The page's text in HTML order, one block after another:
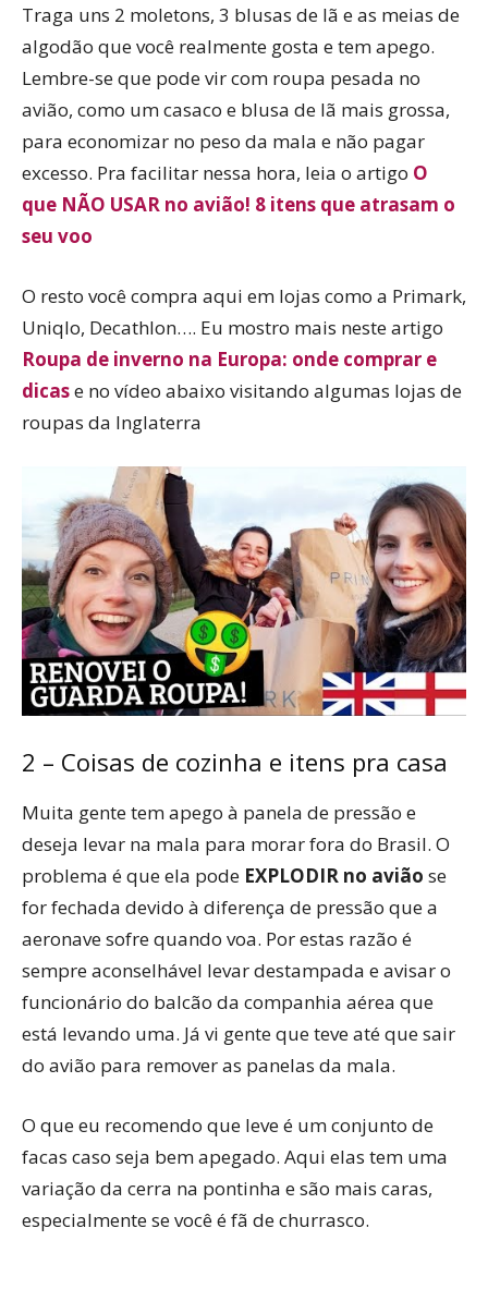
Traga uns 2 moletons, 3 blusas de lã e as meias de
algodão que você realmente gosta e tem apego.
Lembre-se que pode vir com roupa pesada no
avião, como um casaco e blusa de lã mais grossa,
para economizar no peso da mala e não pagar
excesso. Pra facilitar nessa hora, leia o artigo O
que NÃO USAR no avião! 8 itens que atrasam o
seu voo
O resto você compra aqui em lojas como a Primark,
Uniqlo, Decathlon…. Eu mostro mais neste artigo
Roupa de inverno na Europa: onde comprar e
dicase no vídeo abaixo visitando algumas lojas de
roupas da Inglaterra
2 – Coisas de cozinha e itens pra casa
Muita gente tem apego à panela de pressão e
deseja levar na mala para morar fora do Brasil. O
problema é que ela pode EXPLODIR no avião se
for fechada devido à diferença de pressão que a
aeronave sofre quando voa. Por estas razão é
sempre aconselhável levar destampada e avisar o
funcionário do balcão da companhia aérea que
está levando uma. Já vi gente que teve até que sair
do avião para remover as panelas da mala.
O que eu recomendo que leve é um conjunto de
facas caso seja bem apegado. Aqui elas tem uma
variação da cerra na pontinha e são mais caras,
especialmente se você é fã de churrasco.